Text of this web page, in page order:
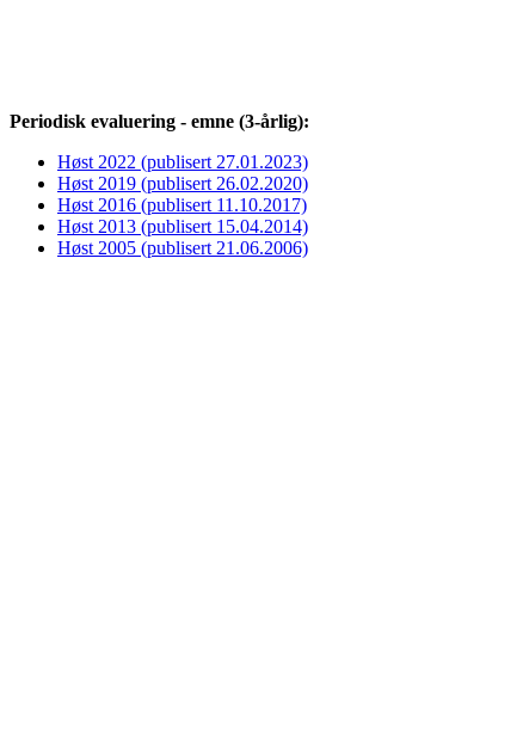
Periodisk evaluering - emne (3-årlig):
Høst 2022 (publisert 27.01.2023)
Høst 2019 (publisert 26.02.2020)
Høst 2016 (publisert 11.10.2017)
Høst 2013 (publisert 15.04.2014)
Høst 2005 (publisert 21.06.2006)